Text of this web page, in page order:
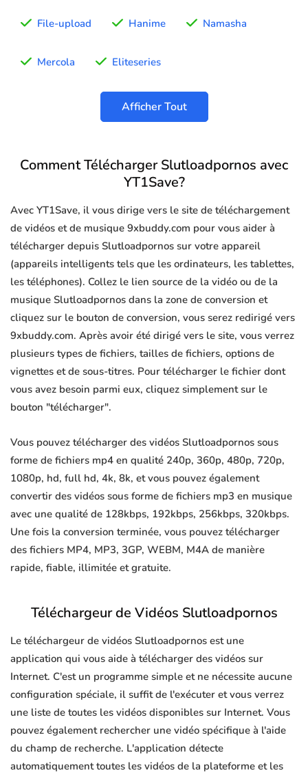
File-upload Hanime Namasha
Mercola Eliteseries
Afficher Tout
Comment Télécharger Slutloadpornos avec
YT1Save?
Avec YT1Save, il vous dirige vers le site de téléchargement
de vidéos et de musique 9xbuddy.com pour vous aider à
télécharger depuis Slutloadpornos sur votre appareil
(appareils intelligents tels que les ordinateurs, les tablettes,
les téléphones). Collez le lien source de la vidéo ou de la
musique Slutloadpornos dans la zone de conversion et
cliquez sur le bouton de conversion, vous serez redirigé vers
9xbuddy.com. Après avoir été dirigé vers le site, vous verrez
plusieurs types de fichiers, tailles de fichiers, options de
vignettes et de sous-titres. Pour télécharger le fichier dont
vous avez besoin parmi eux, cliquez simplement sur le
bouton "télécharger".
Vous pouvez télécharger des vidéos Slutloadpornos sous
forme de fichiers mp4 en qualité 240p, 360p, 480p, 720p,
1080p, hd, full hd, 4k, 8k, et vous pouvez également
convertir des vidéos sous forme de fichiers mp3 en musique
avec une qualité de 128kbps, 192kbps, 256kbps, 320kbps.
Une fois la conversion terminée, vous pouvez télécharger
des fichiers MP4, MP3, 3GP, WEBM, M4A de manière
rapide, fiable, illimitée et gratuite.
Téléchargeur de Vidéos Slutloadpornos
Le téléchargeur de vidéos Slutloadpornos est une
application qui vous aide à télécharger des vidéos sur
Internet. C'est un programme simple et ne nécessite aucune
configuration spéciale, il suffit de l'exécuter et vous verrez
une liste de toutes les vidéos disponibles sur Internet. Vous
pouvez également rechercher une vidéo spécifique à l'aide
du champ de recherche. L'application détecte
automatiquement toutes les vidéos de la plateforme et les